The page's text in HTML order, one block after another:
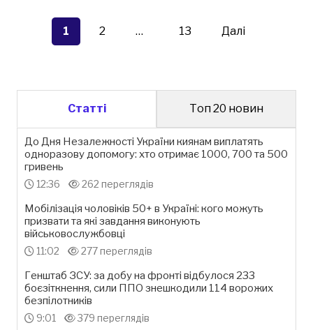
записів
1 2 … 13 Далі
Статті Топ 20 новин
До Дня Незалежності України киянам виплатять
одноразову допомогу: хто отримає 1000, 700 та 500
гривень
12:36 262 переглядів
Мобілізація чоловіків 50+ в Україні: кого можуть
призвати та які завдання виконують
військовослужбовці
11:02 277 переглядів
Генштаб ЗСУ: за добу на фронті відбулося 233
боєзіткнення, сили ППО знешкодили 114 ворожих
безпілотників
9:01 379 переглядів